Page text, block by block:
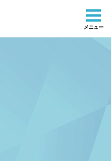
メニュー